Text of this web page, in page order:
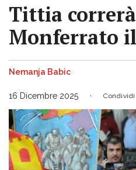
Tittia
Monferrato
Nemanja Babic
16 Dicembre 2025 Condividi